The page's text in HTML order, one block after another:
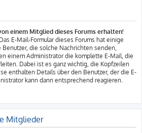
einem Mitglied dieses Forums erhalten!
E-Mail-Formular dieses Forums hat einige
die solche Nachrichten senden,
einem Administrator die komplette E-Mail, die
Dabei ist es ganz wichtig, die Kopfzeilen
enthalten Details über den Benutzer, der die E-
kann dann entsprechend reagieren.
Mitglieder